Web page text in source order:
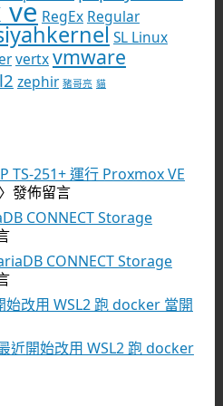
ve RegEx Regular
SL Linux
vertxvmware
zephir 豬哥亮 貓
TS-251+ 運行 Proxmox VE
發佈留言
CONNECT Storage
CONNECT Storage
始改用 WSL2 跑 docker 當開
近開始改用 WSL2 跑 docker